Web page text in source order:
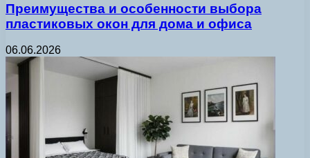
Преимущества и особенности выбора
пластиковых окон для дома и офиса
06.06.2026